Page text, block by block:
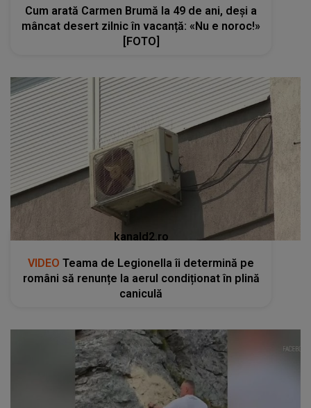
Cum arată Carmen Brumă la 49 de ani, deși a
mâncat desert zilnic în vacanță: «Nu e noroc!»
[FOTO]
kanald2.ro
VIDEO Teama de Legionella îi determină pe
români să renunțe la aerul condiționat în plină
caniculă